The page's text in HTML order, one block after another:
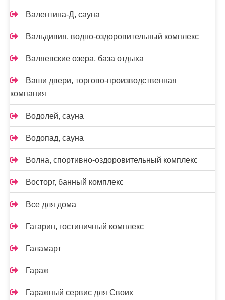
Валентина-Д, сауна
Вальдивия, водно-оздоровительный комплекс
Валяевские озера, база отдыха
Ваши двери, торгово-производственная
компания
Водолей, сауна
Водопад, сауна
Волна, спортивно-оздоровительный комплекс
Восторг, банный комплекс
Все для дома
Гагарин, гостиничный комплекс
Галамарт
Гараж
Гаражный сервис для Своих